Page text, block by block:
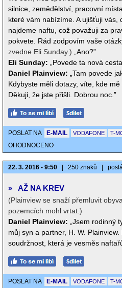
silnice, zemědělství, pracovní
které vám nabízíme. A ujišťuji vás,
najdeme naftu, což považuji za
pokvete. Rád zodpovím vaše
zvedne Eli Sunday.)
„Ano?”
Eli Sunday:
„Povede ta nová
Daniel Plainview:
„Tam povede
Kdybyste měli dotazy, víte, kde
Děkuji, že jste přišli. Dobrou noc.”
POSLAT NA E-MAIL VODAFONE T-
OHODNOCENO
22. 3. 2016 - 9:50 250 znaků
» AŽ NA KREV
(Plainview se snaží přemluvit
pozemcích mohl vrtat.)
Daniel Plainview:
„Jsem rodinný
můj syn a partner, H. W.
soudržnost, která je vesměs
POSLAT NA E-MAIL VODAFONE T-